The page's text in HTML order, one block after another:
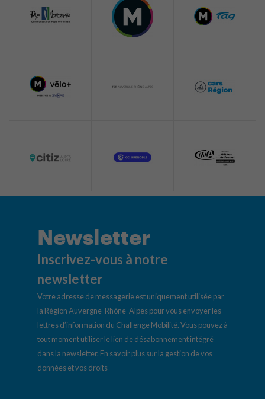
Newsletter
Inscrivez-vous à notre
newsletter
Votre adresse de messagerie est uniquement utilisée par
la Région Auvergne-Rhône-Alpes pour vous envoyer les
lettres d’information du Challenge Mobilité. Vous pouvez à
tout moment utiliser le lien de désabonnement intégré
dans la newsletter. En savoir plus sur la gestion de vos
données et vos droits